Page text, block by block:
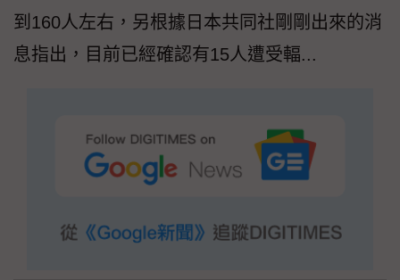
到160人左右，另根據日本共同社剛剛出來的消
息指出，目前已經確認有15人遭受輻...